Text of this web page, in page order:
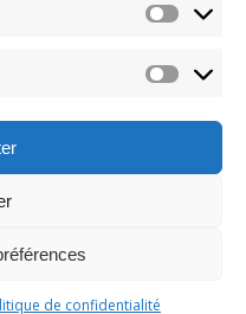
de confidentialité
de Boucherville.